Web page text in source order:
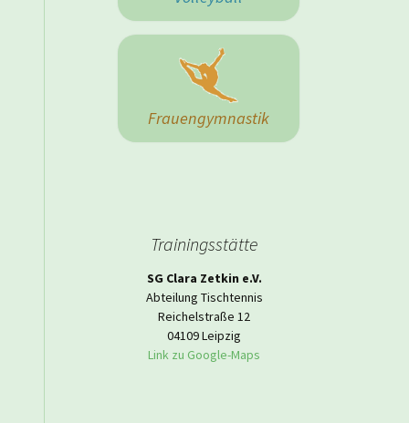
Frauengymnastik
Trainingsstätte
SG Clara Zetkin e.V.
Abteilung Tischtennis
Reichelstraße 12
04109 Leipzig
Link zu Google-Maps